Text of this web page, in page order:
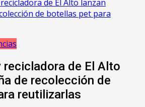
de El Alto lanzan
de botellas pet para
recicladora de El Alto
de recolección de
reutilizarlas